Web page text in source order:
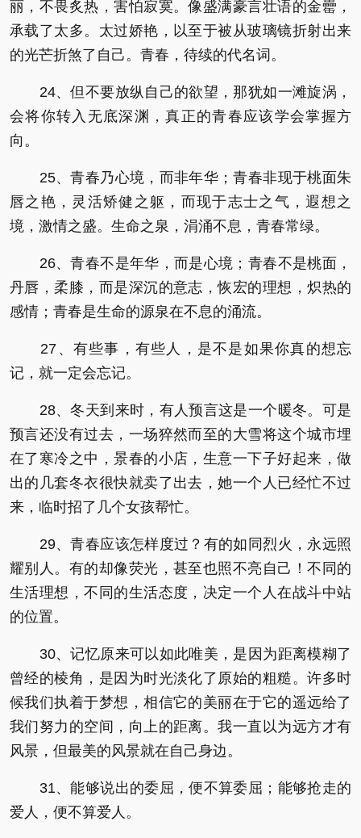
丽，不畏炙热，害怕寂寞。像盛满豪言壮语的金罍，
承载了太多。太过娇艳，以至于被从玻璃镜折射出来
的光芒折煞了自己。青春，待续的代名词。
24、但不要放纵自己的欲望，那犹如一滩旋涡，
会将你转入无底深渊，真正的青春应该学会掌握方
向。
25、青春乃心境，而非年华；青春非现于桃面朱
唇之艳，灵活矫健之躯，而现于志士之气，遐想之
境，激情之盛。生命之泉，涓涌不息，青春常绿。
26、青春不是年华，而是心境；青春不是桃面，
丹唇，柔膝，而是深沉的意志，恢宏的理想，炽热的
感情；青春是生命的源泉在不息的涌流。
27、有些事，有些人，是不是如果你真的想忘
记，就一定会忘记。
28、冬天到来时，有人预言这是一个暖冬。可是
预言还没有过去，一场猝然而至的大雪将这个城市埋
在了寒冷之中，景春的小店，生意一下子好起来，做
出的几套冬衣很快就卖了出去，她一个人已经忙不过
来，临时招了几个女孩帮忙。
29、青春应该怎样度过？有的如同烈火，永远照
耀别人。有的却像荧光，甚至也照不亮自己！不同的
生活理想，不同的生活态度，决定一个人在战斗中站
的位置。
30、记忆原来可以如此唯美，是因为距离模糊了
曾经的棱角，是因为时光淡化了原始的粗糙。许多时
候我们执着于梦想，相信它的美丽在于它的遥远给了
我们努力的空间，向上的距离。我一直以为远方才有
风景，但最美的风景就在自己身边。
31、能够说出的委屈，便不算委屈；能够抢走的
爱人，便不算爱人。